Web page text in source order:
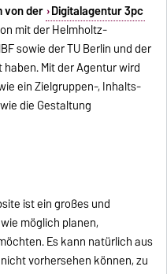
von der Digitalagentur 3pc
mit der Helmholtz-
sowie der TU Berlin und der
haben.Mit der Agentur wird
ein Zielgruppen-, Inhalts-
die Gestaltung
ist ein großes und
möglich planen,
Es kann natürlich aus
vorhersehen können, zu